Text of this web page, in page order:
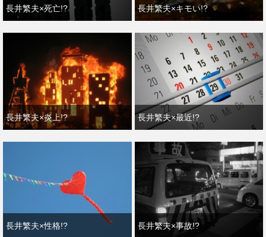
長井繁夫×死亡!? 長井繁夫×キモい!?
長井繁夫×炎上!? 長井繁夫×最近!?
長井繁夫×性格!? 長井繁夫×事故!?